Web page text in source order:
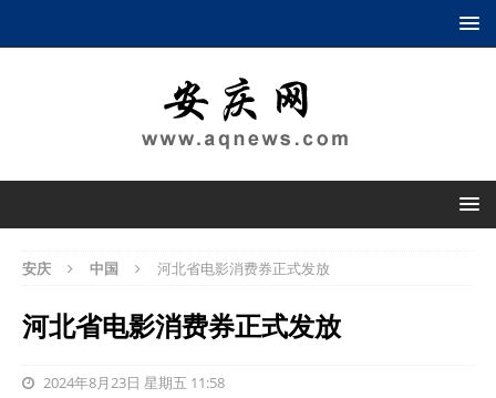
安庆 中国 河北省电影消费券正式发放
河北省电影消费券正式发放
2024年8月23日 星期五 11:58